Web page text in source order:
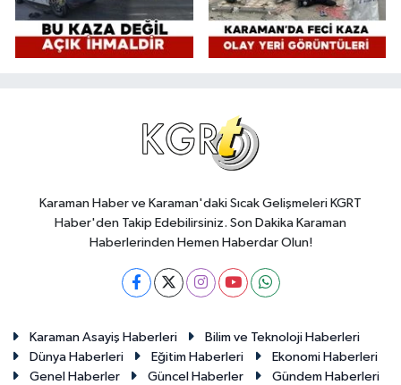
Karaman Haber ve Karaman'daki Sıcak Gelişmeleri KGRT
Haber'den Takip Edebilirsiniz. Son Dakika Karaman
Haberlerinden Hemen Haberdar Olun!
Karaman Asayiş Haberleri
Bilim ve Teknoloji Haberleri
Dünya Haberleri
Eğitim Haberleri
Ekonomi Haberleri
Genel Haberler
Güncel Haberler Gündem Haberleri